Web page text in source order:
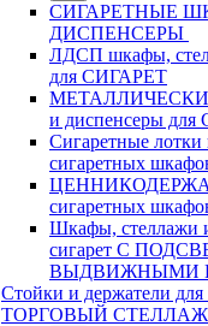
СИГАРЕТНЫЕ
ДИСПЕНСЕРЫ
ЛДСП шкафы,
для СИГАРЕТ
МЕТАЛЛИЧЕСКИЕ
и диспенсеры
Сигаретные лотки
сигаретных
сигаретных
Шкафы, стеллажи
сигарет С
ВЫДВИЖНЫМИ
Стойки и держатели
ТОРГОВЫЙ